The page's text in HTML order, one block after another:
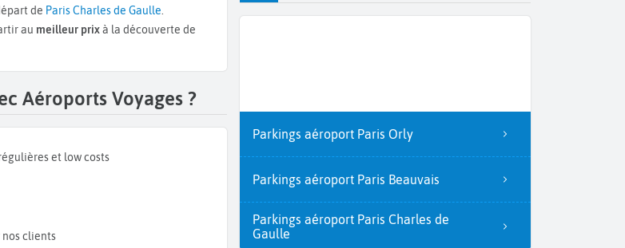
de Paris Charles de Gaulle
au meilleur prixà la découverte de
Aéroports Voyages ?
et low costs
clients
Parkings aéroport Paris Orly
Parkings aéroport Paris Beauvais
Parkings aéroport Paris Charles de
Gaulle